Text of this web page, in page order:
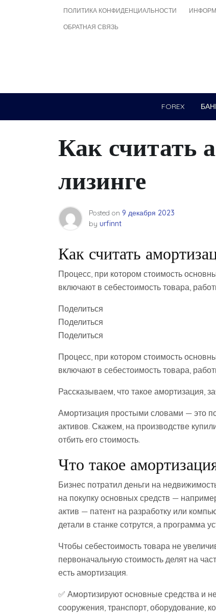
ПОЛИТИКА КОНФИДЕНЦИАЛЬНОСТИ
ОБРАТНАЯ СВЯЗЬ
FOREX
Как считать
лизинге
Posted on 9 декабря 2023
by urfinnt
Как считать
Процесс, при котором стоимость
включают в себестоимость товара,
Поделиться
Поделиться
Поделиться
Процесс, при котором стоимость
включают в себестоимость товара,
Рассказываем, что такое амортизация,
Амортизация простыми словами — это
активов. Скажем, на производстве
отбить его стоимость.
Что такое
Бизнес потратил деньги на
на покупку основных средств —
актив — патент на разработку или
детали в станке сотрутся, а программа
Чтобы себестоимость товара не
первоначальную стоимость делят на
есть амортизация.
✅ Амортизируют основные средства и
сооружения, транспорт, оборудование,